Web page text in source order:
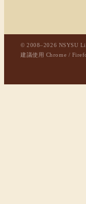
© 2008–2026 NSYSU
建議使用 Chrome /